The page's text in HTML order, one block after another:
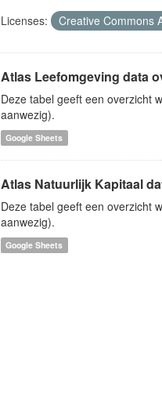
Licenses: Creative Commons
Atlas Leefomgeving data
Deze tabel geeft een overzicht
aanwezig).
Google Sheets
Atlas Natuurlijk Kapitaal
Deze tabel geeft een overzicht
aanwezig).
Google Sheets